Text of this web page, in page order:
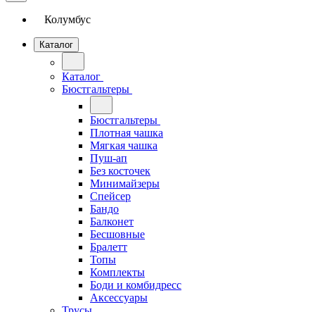
Колумбус
Каталог
Каталог
Бюстгальтеры
Бюстгальтеры
Плотная чашка
Мягкая чашка
Пуш-ап
Без косточек
Минимайзеры
Спейсер
Бандо
Балконет
Бесшовные
Бралетт
Топы
Комплекты
Боди и комбидресс
Аксессуары